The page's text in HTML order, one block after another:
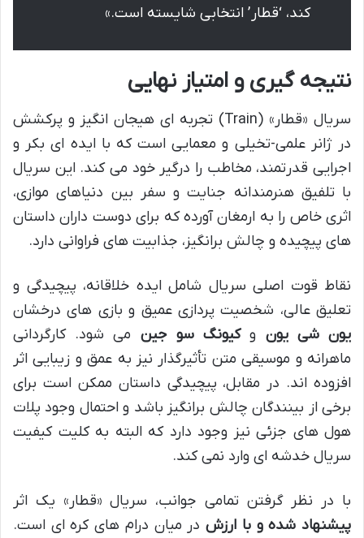
کند، ‘قطار’ انتخابی شایسته است.»
نتیجه گیری و امتیاز نهایی
سریال «قطار» (Train) تجربه ای هیجان انگیز و پرکشش
در ژانر علمی-تخیلی و معمایی است که با ایده ای بکر و
اجرایی قدرتمند، مخاطب را درگیر خود می کند. این سریال
با تلفیق هنرمندانه جنایت و سفر بین دنیاهای موازی،
اثری خاص را به ارمغان آورده که برای دوست داران داستان
های پیچیده و چالش برانگیز، جذابیت های فراوانی دارد.
نقاط قوت اصلی سریال شامل ایده خلاقانه، پیچیدگی و
تعلیق عالی، شخصیت پردازی عمیق و بازی های درخشان
یون شی یون وکیونگ سو جین می شود. کارگردانی
ماهرانه و موسیقی متن تأثیرگذار نیز به عمق و زیبایی اثر
افزوده اند. در مقابل، پیچیدگی داستان ممکن است برای
برخی از بینندگان چالش برانگیز باشد و احتمال وجود پلات
هول های جزئی نیز وجود دارد که البته به کلیت کیفیت
سریال خدشه ای وارد نمی کند.
با در نظر گرفتن تمامی جوانب، سریال «قطار» یک اثر
پیشنهاد شده و با ارزشدر میان درام های کره ای است.